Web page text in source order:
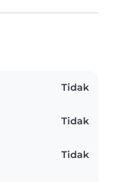
Tidak
Tidak
Tidak